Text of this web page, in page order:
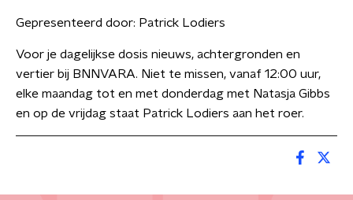
Gepresenteerd door: Patrick Lodiers
Voor je dagelijkse dosis nieuws, achtergronden en
vertier bij BNNVARA. Niet te missen, vanaf 12:00 uur,
elke maandag tot en met donderdag met Natasja Gibbs
en op de vrijdag staat Patrick Lodiers aan het roer.